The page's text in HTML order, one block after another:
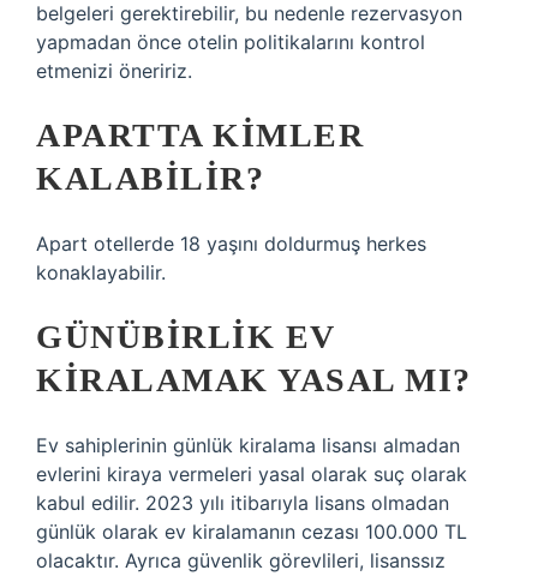
belgeleri gerektirebilir, bu nedenle rezervasyon
yapmadan önce otelin politikalarını kontrol
etmenizi öneririz.
APARTTA KIMLER
KALABILIR?
Apart otellerde 18 yaşını doldurmuş herkes
konaklayabilir.
GÜNÜBIRLIK EV
KIRALAMAK YASAL MI?
Ev sahiplerinin günlük kiralama lisansı almadan
evlerini kiraya vermeleri yasal olarak suç olarak
kabul edilir. 2023 yılı itibarıyla lisans olmadan
günlük olarak ev kiralamanın cezası 100.000 TL
olacaktır. Ayrıca güvenlik görevlileri, lisanssız